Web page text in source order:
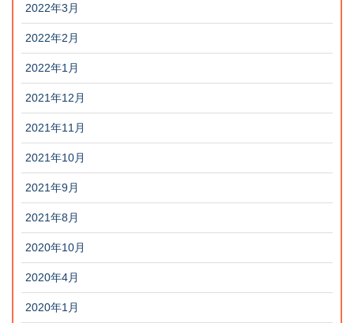
2022年3月
2022年2月
2022年1月
2021年12月
2021年11月
2021年10月
2021年9月
2021年8月
2020年10月
2020年4月
2020年1月